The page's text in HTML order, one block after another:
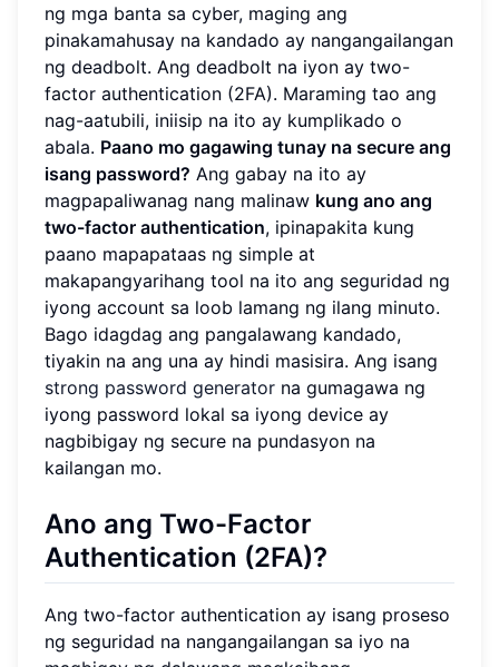
ng mga banta sa cyber, maging ang
pinakamahusay na kandado ay nangangailangan
ng deadbolt. Ang deadbolt na iyon ay two-
factor authentication (2FA). Maraming tao ang
nag-aatubili, iniisip na ito ay kumplikado o
abala. Paano mo gagawing tunay na secure ang
isang password? Ang gabay na ito ay
magpapaliwanag nang malinaw kung ano ang
two-factor authentication, ipinapakita kung
paano mapapataas ng simple at
makapangyarihang tool na ito ang seguridad ng
iyong account sa loob lamang ng ilang minuto.
Bago idagdag ang pangalawang kandado,
tiyakin na ang una ay hindi masisira. Ang isang
strong password generator na gumagawa ng
iyong password lokal sa iyong device ay
nagbibigay ng secure na pundasyon na
kailangan mo.
Ano ang Two-Factor
Authentication (2FA)?
Ang two-factor authentication ay isang proseso
ng seguridad na nangangailangan sa iyo na